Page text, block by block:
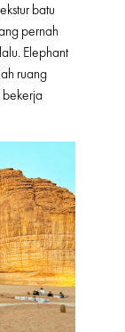
batu
pernah
Elephant
ruang
bekerja